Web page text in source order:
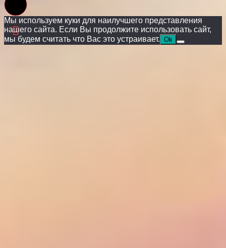
Мы используем куки для наилучшего представления
нашего сайта. Если Вы продолжите использовать сайт,
мы будем считать что Вас это устраивает. Ok